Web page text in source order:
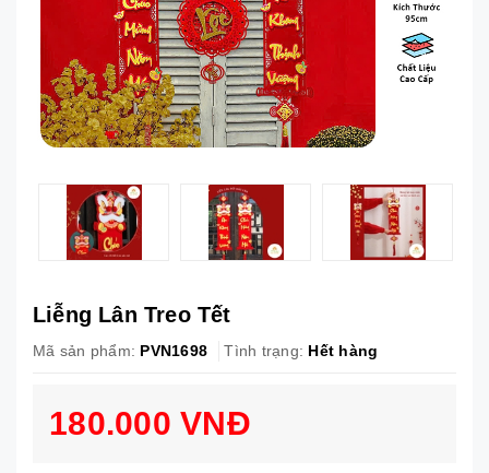
Liễng Lân Treo Tết
Mã sản phẩm: PVN1698 Tình trạng: Hết hàng
180.000 VNĐ